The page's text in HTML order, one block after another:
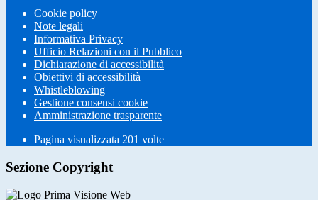
Cookie policy
Note legali
Informativa Privacy
Ufficio Relazioni con il Pubblico
Dichiarazione di accessibilità
Obiettivi di accessibilità
Whistleblowing
Gestione consensi cookie
Amministrazione trasparente
Pagina visualizzata 201 volte
Sezione Copyright